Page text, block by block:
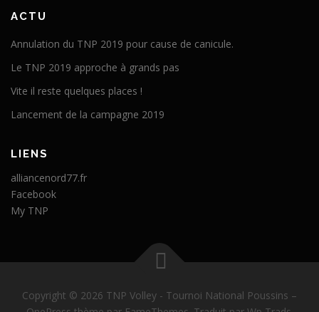
ACTU
Annulation du TNP 2019 pour cause de canicule.
Le TNP 2019 approche à grands pas
Vite il reste quelques places !
Lancement de la campagne 2019
LIENS
alliancenord77.fr
Facebook
My TNP
Copyright © 2026 TNP Volley - Tournoi National Poussins –